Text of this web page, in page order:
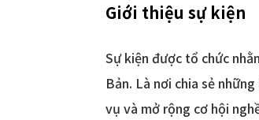
Giới thiệu sự kiện
Sự kiện được tổ chức
Bản. Là nơi chia sẻ
vụ và mở rộng cơ hội